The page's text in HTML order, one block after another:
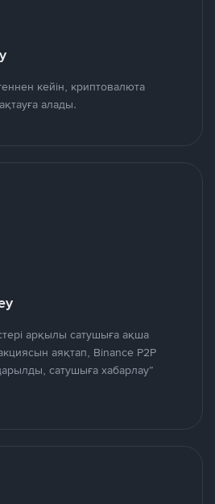
кейін, криптовалюта
алады.
арқылы сатушыға ақша
аяқтап, Binance P2P
сатушыға хабарлау”